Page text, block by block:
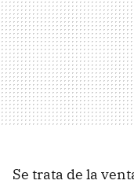
Se trata de la